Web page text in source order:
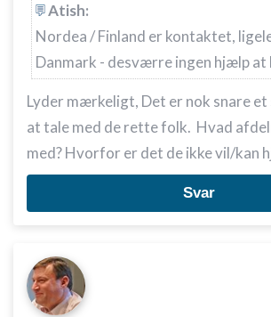
Atish:
Nordea / Finland er kontaktet,
Danmark - desværre ingen hjælp at
Lyder mærkeligt, Det er nok snare et
at tale med de rette folk. Hvad
med? Hvorfor er det de ikke vil/kan
Svar